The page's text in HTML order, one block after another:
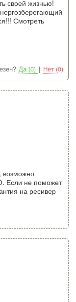
своей жизнью!
Смотреть
Да (0) | Нет (0)
возможно
Если не поможет
на ресивер